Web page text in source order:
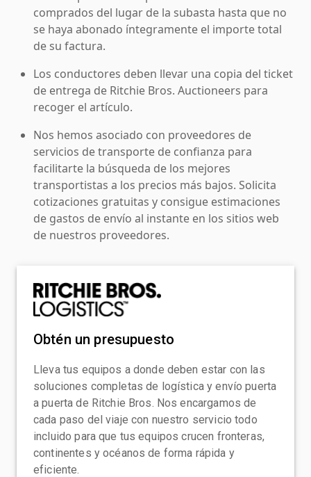
comprados del lugar de la subasta hasta que no
se haya abonado íntegramente el importe total
de su factura.
Los conductores deben llevar una copia del ticket
de entrega de Ritchie Bros. Auctioneers para
recoger el artículo.
Nos hemos asociado con proveedores de
servicios de transporte de confianza para
facilitarte la búsqueda de los mejores
transportistas a los precios más bajos. Solicita
cotizaciones gratuitas y consigue estimaciones
de gastos de envío al instante en los sitios web
de nuestros proveedores.
Obtén un presupuesto
Lleva tus equipos a donde deben estar con las
soluciones completas de logística y envío puerta
a puerta de Ritchie Bros. Nos encargamos de
cada paso del viaje con nuestro servicio todo
incluido para que tus equipos crucen fronteras,
continentes y océanos de forma rápida y
eficiente.